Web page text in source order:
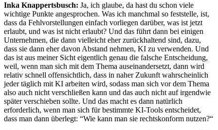
Inka Knappertsbusch: Ja, ich glaube, da hast du schon viele
wichtige Punkte angesprochen. Was ich manchmal so feststelle, ist,
dass da Fehlvorstellungen einfach vorliegen darüber, was ist jetzt
erlaubt, und was ist nicht erlaubt? Und das führt dann bei einigen
Unternehmen, die dann vielleicht eher zurückhaltend sind, dazu,
dass sie dann eher davon Abstand nehmen, KI zu verwenden. Und
das ist aus meiner Sicht eigentlich genau die falsche Entscheidung,
weil, wenn man sich mit dem Thema auseinandersetzt, dann wird
relativ schnell offensichtlich, dass in naher Zukunft wahrscheinlich
jeder täglich mit KI arbeiten wird, sodass man sich vor dem Thema
also auch nicht verschließen kann und das auch nicht auf irgendwie
später verschieben sollte. Und das macht es dann natürlich
erforderlich, wenn man sich für bestimmte KI-Tools entscheidet,
dass man dann überlegt: “Wie kann man sie rechtskonform nutzen?“